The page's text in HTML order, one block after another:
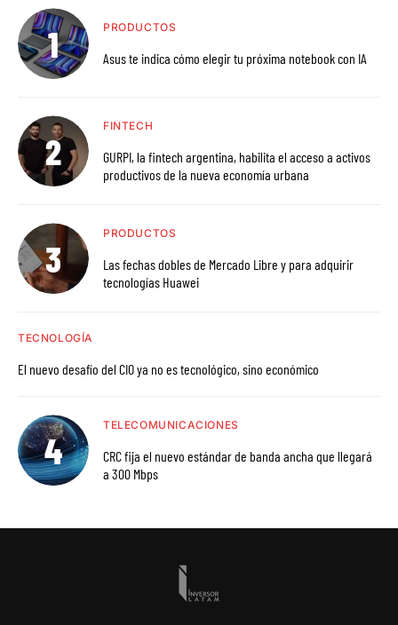
PRODUCTOS
Asus te indica cómo elegir tu próxima notebook con IA
FINTECH
GURPI, la fintech argentina, habilita el acceso a activos
productivos de la nueva economía urbana
PRODUCTOS
Las fechas dobles de Mercado Libre y para adquirir
tecnologías Huawei
TECNOLOGÍA
El nuevo desafío del CIO ya no es tecnológico, sino económico
TELECOMUNICACIONES
CRC fija el nuevo estándar de banda ancha que llegará
a 300 Mbps